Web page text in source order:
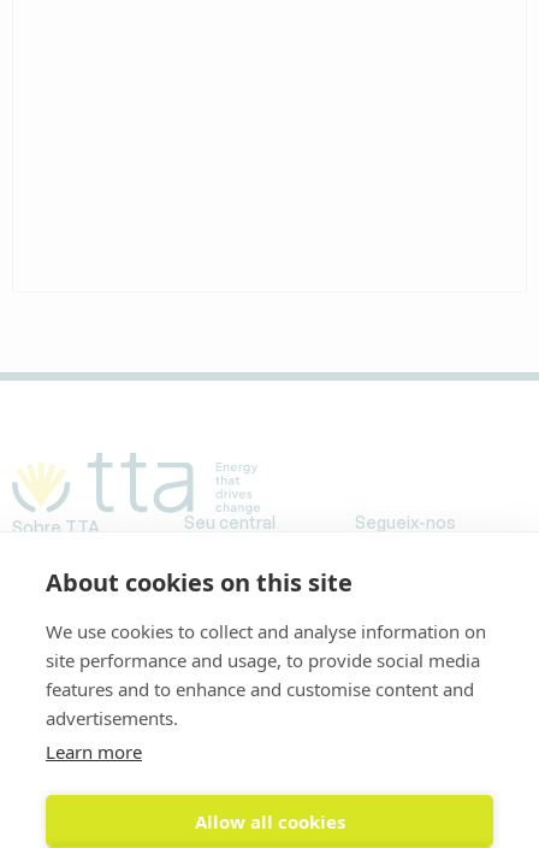
About cookies on this site
We use cookies to collect and analyse information on
site performance and usage, to provide social media
features and to enhance and customise content and
advertisements.
Learn more
Allow all cookies
Sobre TTA
Les nostres històries
FAQs
Seu central
153, planta baja
España
Tel. +34 93 446
3234
info@ttaenergy.com
Segueix-nos